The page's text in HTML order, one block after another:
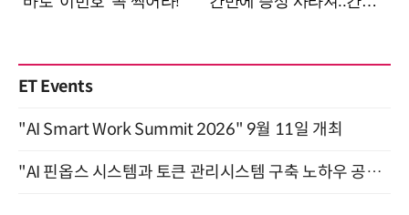
ET Events
"AI Smart Work Summit 2026" 9월 11일 개최
"AI 핀옵스 시스템과 토큰 관리시스템 구축 노하우 공개" 잠실 한국광고문화회관 2층 대회의실 (8/21)